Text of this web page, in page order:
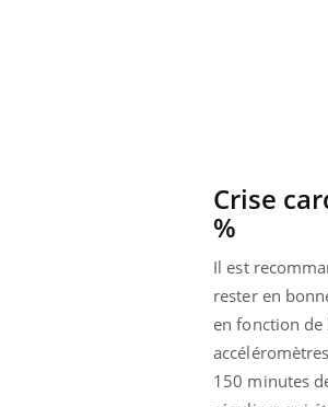
Crise
%
Il est
rester en
en fonction
150 minutes
Eczéma Chronique
préparer pour l’été !